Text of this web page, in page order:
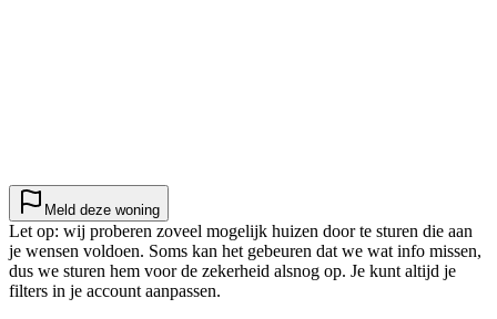
Meld deze woning
Let op: wij proberen zoveel mogelijk huizen door te sturen die aan
je wensen voldoen. Soms kan het gebeuren dat we wat info missen,
dus we sturen hem voor de zekerheid alsnog op. Je kunt altijd je
filters in je account aanpassen.